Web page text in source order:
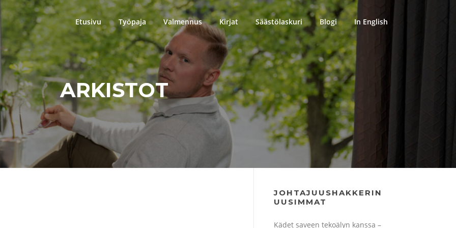
Etusivu Työpaja Valmennus Kirjat Säästölaskuri Blogi In English
ARKISTOT
JOHTAJUUSHAKKERIN
UUSIMMAT
Kädet saveen tekoälyn kanssa –